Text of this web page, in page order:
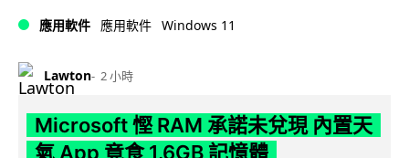
應用軟件 應用軟件 Windows 11
Lawton 2 小時
Microsoft 慳 RAM 承諾未兌現 內置天
氣 App 竟食 1.6GB 記憶體